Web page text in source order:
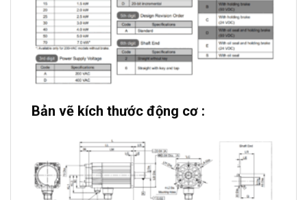
Bản vẽ kích thước động cơ :